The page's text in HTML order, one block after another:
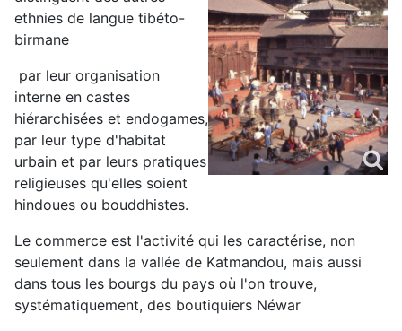
ethnies de langue tibéto-
birmane
par leur organisation
interne en castes
hiérarchisées et endogames,
par leur type d'habitat
urbain et par leurs pratiques
religieuses qu'elles soient
hindoues ou bouddhistes.
Le commerce est l'activité qui les caractérise, non
seulement dans la vallée de Katmandou, mais aussi
dans tous les bourgs du pays où l'on trouve,
systématiquement, des boutiquiers Néwar